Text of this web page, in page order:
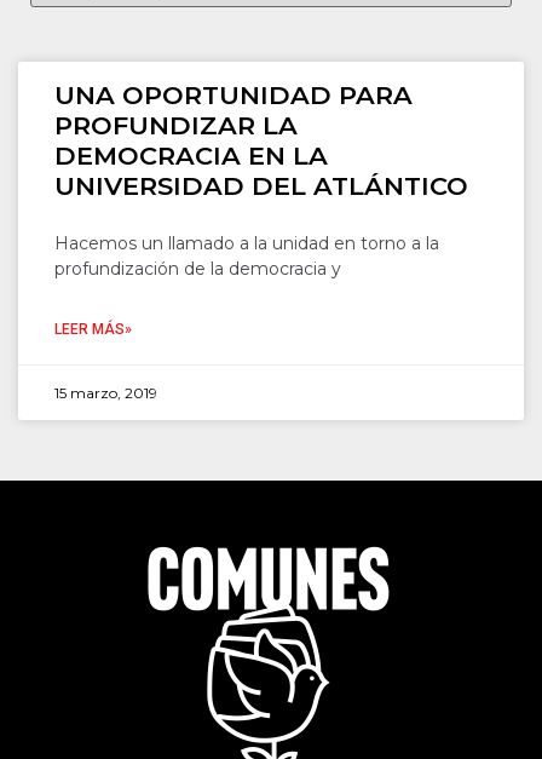
UNA OPORTUNIDAD PARA
PROFUNDIZAR LA
DEMOCRACIA EN LA
UNIVERSIDAD DEL ATLÁNTICO
Hacemos un llamado a la unidad en torno a la
profundización de la democracia y
LEER MÁS»
15 marzo, 2019